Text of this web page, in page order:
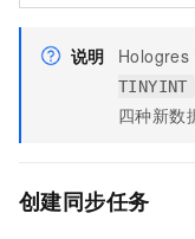
说明 Hologres
TINYINT
四种新数
创建同步任务